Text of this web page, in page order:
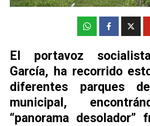
El portavoz
García, ha recorrido
diferentes parques
municipal,
“panorama